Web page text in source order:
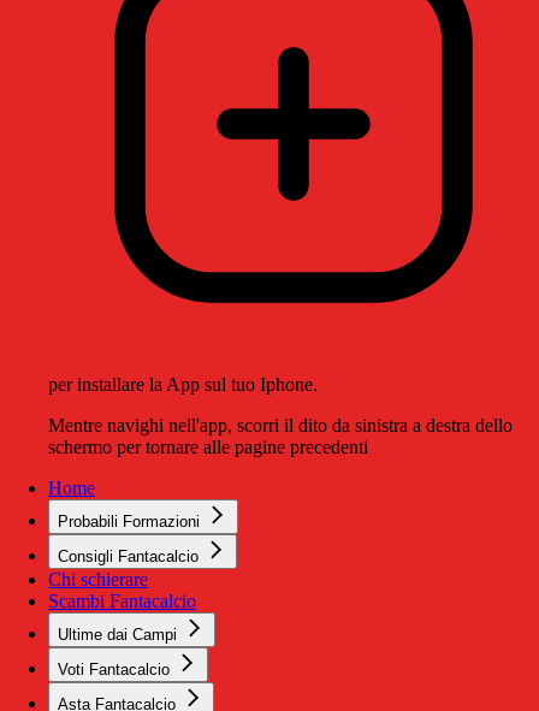
per installare la App sul tuo Iphone.
Mentre navighi nell'app, scorri il dito da sinistra a destra dello
schermo per tornare alle pagine precedenti
Home
Probabili Formazioni
Consigli Fantacalcio
Chi schierare
Scambi Fantacalcio
Ultime dai Campi
Voti Fantacalcio
Asta Fantacalcio